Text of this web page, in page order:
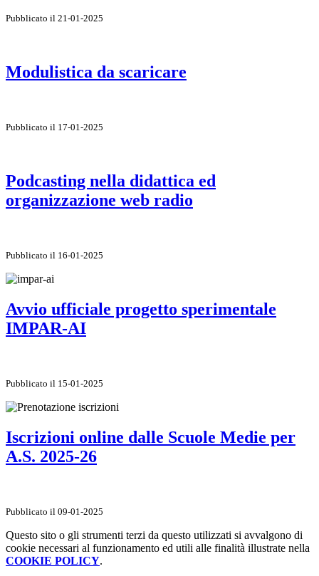
Pubblicato il 21-01-2025
Modulistica da scaricare
Pubblicato il 17-01-2025
Podcasting nella didattica ed
organizzazione web radio
Pubblicato il 16-01-2025
Avvio ufficiale progetto sperimentale
IMPAR-AI
Pubblicato il 15-01-2025
Iscrizioni online dalle Scuole Medie per
A.S. 2025-26
Pubblicato il 09-01-2025
Questo sito o gli strumenti terzi da questo utilizzati si avvalgono di
cookie necessari al funzionamento ed utili alle finalità illustrate nella
COOKIE POLICY.